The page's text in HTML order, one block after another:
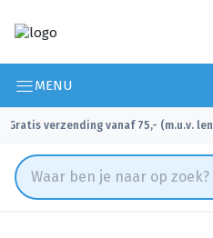
MENU
Gratis verzending vanaf 75,- (m.u.v.